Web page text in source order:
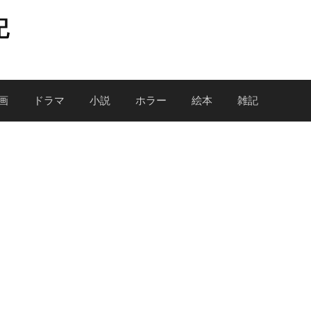
ドラマ 小説 ホラー 絵本 雑記